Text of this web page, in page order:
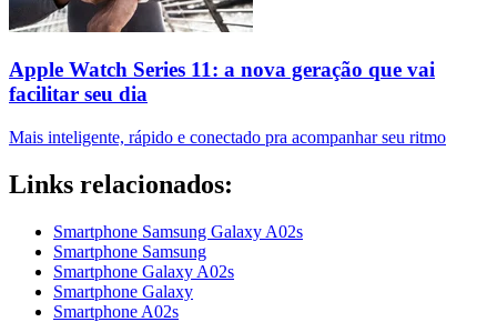
Apple Watch Series 11: a nova geração que vai
facilitar seu dia
Mais inteligente, rápido e conectado pra acompanhar seu ritmo
Links relacionados:
Smartphone Samsung Galaxy A02s
Smartphone Samsung
Smartphone Galaxy A02s
Smartphone Galaxy
Smartphone A02s